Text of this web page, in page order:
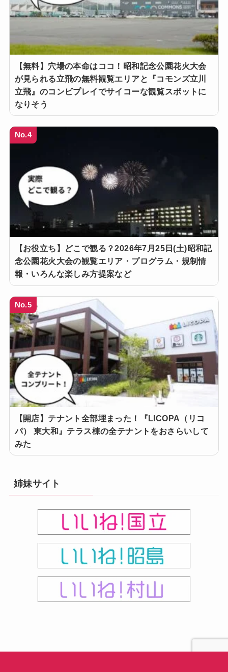
【無料】穴場の本命はココ！昭和記念公園花火大会
が見られる立飛の無料観覧エリアと『コモンズ立川
立飛』のコンビプレイでサイコーな観覧スポットに
なりそう
No.4
【お役立ち】どこで観る？2026年7月25日(土)昭和記
念公園花火大会の観覧エリア・プログラム・規制情
報・いろんな楽しみ方提案など
No.5
【開店】テナント全部埋まった！『LICOPA（リコ
パ） 東大和』テラス棟の全テナントをおさらいして
みた
姉妹サイト